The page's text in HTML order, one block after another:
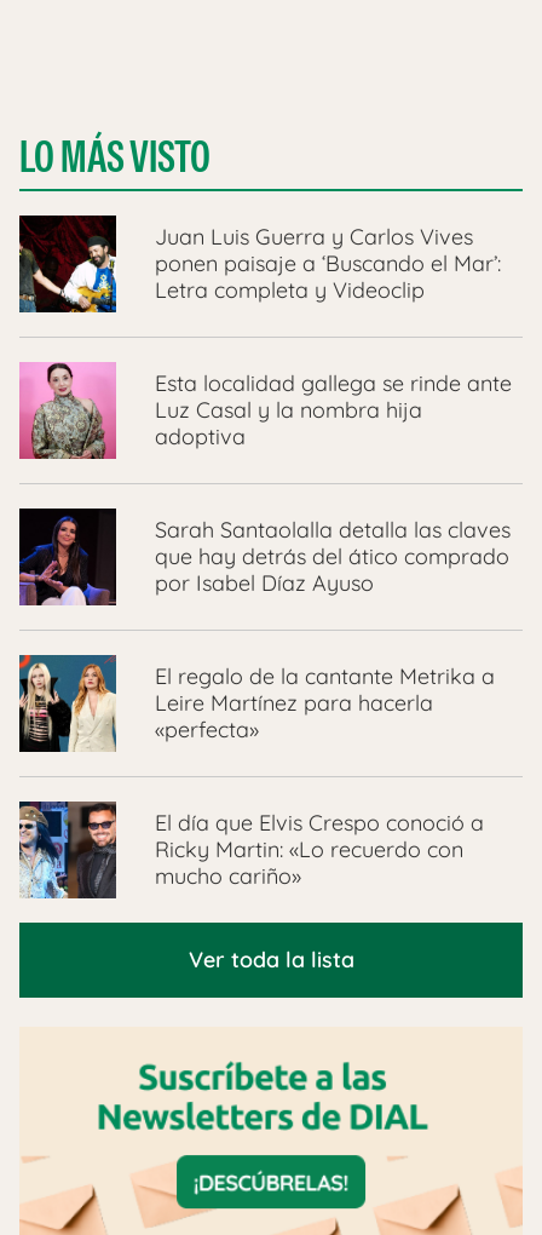
LO MÁS VISTO
Juan Luis Guerra y Carlos Vives
ponen paisaje a ‘Buscando el Mar’:
Letra completa y Videoclip
Esta localidad gallega se rinde ante
Luz Casal y la nombra hija
adoptiva
Sarah Santaolalla detalla las claves
que hay detrás del ático comprado
por Isabel Díaz Ayuso
El regalo de la cantante Metrika a
Leire Martínez para hacerla
«perfecta»
El día que Elvis Crespo conoció a
Ricky Martin: «Lo recuerdo con
mucho cariño»
Ver toda la lista